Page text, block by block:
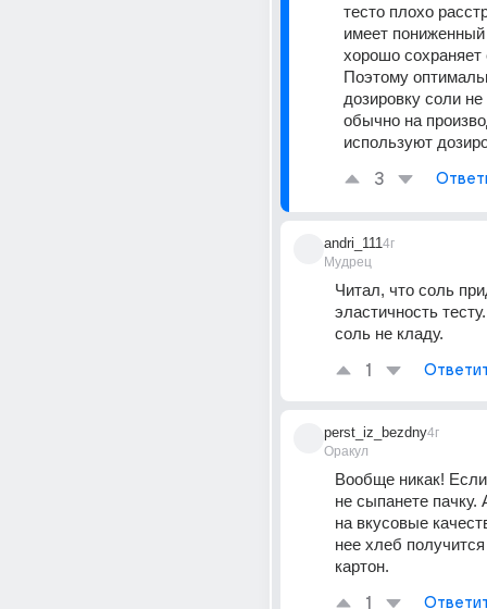
тесто плохо
имеет
хорошо
Поэтому
дозировку соли
обычно на
используют
3
andri_111
Мудрец
4г
Читал, что соль
эластичность
соль не кладу.
1
perst_iz_bezdny
Оракул
4г
Вообще никак!
не сыпанете пачку.
на вкусовые
нее хлеб
картон.
1